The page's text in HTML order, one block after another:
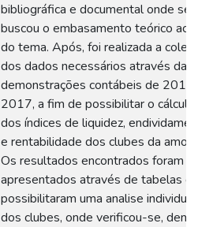
bibliográfica e documental onde se
buscou o embasamento teórico
do tema. Após, foi realizada a coleta
dos dados necessários através das
demonstrações contábeis de 2015
2017, a fim de possibilitar o cálculo
dos índices de liquidez,
e rentabilidade dos clubes da
Os resultados encontrados foram
apresentados através de tabelas
possibilitaram uma analise individual
dos clubes, onde verificou-se,